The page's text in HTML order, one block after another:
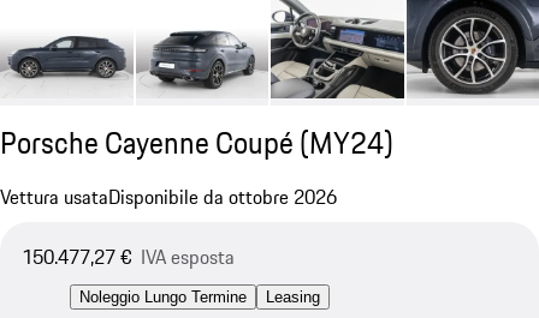
Porsche Cayenne Coupé (MY24)
Vettura usataDisponibile da ottobre 2026
150.477,27 € IVA esposta
Noleggio Lungo Termine Leasing